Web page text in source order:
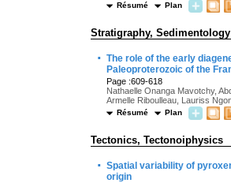
Résumé Plan
Stratigraphy, Sedimentology
· The role of the early
Paleoproterozoic of the
Page :609-618
Nathaelle Onanga Mavotchy,
Armelle Riboulleau, Lauriss
Résumé Plan
Tectonics, Tectonoiphysics
· Spatial variability of
origin